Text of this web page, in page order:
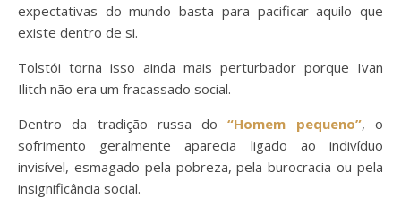
expectativas do mundo basta para pacificar aquilo que
existe dentro de si.
Tolstói torna isso ainda mais perturbador porque Ivan
Ilitch não era um fracassado social.
Dentro da tradição russa do“Homem pequeno”, o
sofrimento geralmente aparecia ligado ao indivíduo
invisível, esmagado pela pobreza, pela burocracia ou pela
insignificância social.